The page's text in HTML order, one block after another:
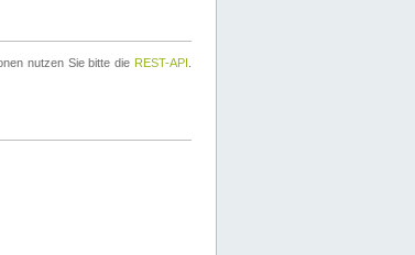
nutzen Sie bitte die REST-API